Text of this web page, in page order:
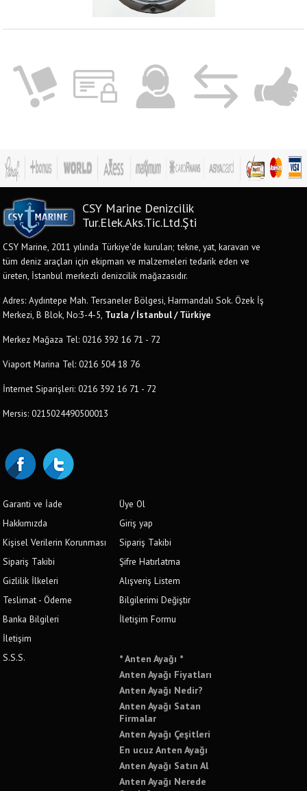
CSY Marine Denizcilik
Tur.Elek.Aks.Tic.Ltd.Şti
CSY Marine, 2011 yılında Türkiye'de kurulan; tekne, yat, karavan ve
tüm deniz araçları için ekipman ve malzemeleri tedarik eden ve
üreten, İstanbul merkezli denizcilik mağazasıdır.
Adres: Aydıntepe Mah. Tersaneler Bölgesi, Harmandalı Sok. Özek İş
Merkezi, B Blok, No:3-4-5, Tuzla / İstanbul / Türkiye
Merkez Mağaza Tel: 0216 392 16 71 - 72
Viaport Marina Tel: 0216 504 18 76
İnternet Siparişleri: 0216 392 16 71 - 72
Mersis: 0215024490500013
Garanti ve İade
Hakkımızda
Kişisel Verilerin Korunması
Sipariş Takibi
Gizlilik İlkeleri
Teslimat - Ödeme
Banka Bilgileri
İletişim
S.S.S.
Üye Ol
Giriş yap
Sipariş Takibi
Şifre Hatırlatma
Alışveriş Listem
Bilgilerimi Değiştir
İletişim Formu
* Anten Ayağı *
Anten Ayağı Fiyatları
Anten Ayağı Nedir?
Anten Ayağı Satan
Firmalar
Anten Ayağı Çeşitleri
En ucuz Anten Ayağı
Anten Ayağı Satın Al
Anten Ayağı Nerede